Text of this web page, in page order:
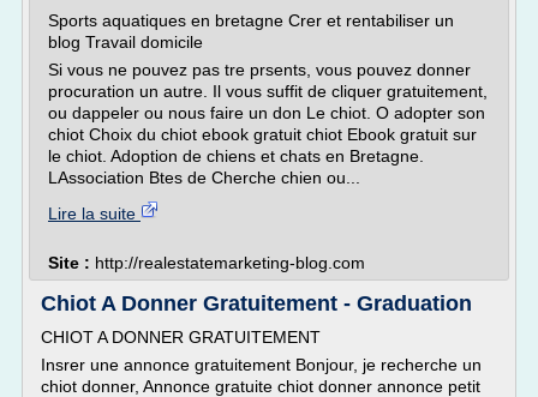
Sports aquatiques en bretagne Crer et rentabiliser un
blog Travail domicile
Si vous ne pouvez pas tre prsents, vous pouvez donner
procuration un autre. Il vous suffit de cliquer gratuitement,
ou dappeler ou nous faire un don Le chiot. O adopter son
chiot Choix du chiot ebook gratuit chiot Ebook gratuit sur
le chiot. Adoption de chiens et chats en Bretagne.
LAssociation Btes de Cherche chien ou...
Lire la suite
Site : http://realestatemarketing-blog.com
Chiot A Donner Gratuitement - Graduation
CHIOT A DONNER GRATUITEMENT
Insrer une annonce gratuitement Bonjour, je recherche un
chiot donner, Annonce gratuite chiot donner annonce petit